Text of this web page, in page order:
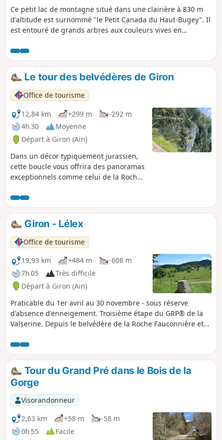
Ce petit lac de montagne situé dans une clairière à 830 m
d'altitude est surnommé "le Petit Canada du Haut-Bugey". Il
est entouré de grands arbres aux couleurs vives en
être pour les promeneurs. En hiver, recouvert de neige et
de glace, avec les rayons du soleil qui se réfléchissent, le
spectacle est sans doute encore plus beau ! Chaque saison
vous enchantera.
Le tour des belvédères de Giron
Office de tourisme
12,84 km
+299 m
-292 m
4h 30
Moyenne
Départ à Giron (Ain)
Dans un décor typiquement jurassien,
cette boucle vous offrira des panoramas
exceptionnels comme celui de la Roche
Giron - Lélex
Office de tourisme
19,93 km
+484 m
-608 m
7h 05
Très difficile
Départ à Giron (Ain)
Praticable du 1er avril au 30 novembre - sous réserve
d'absence d'enneigement. Troisième étape du GRP® de la
Valserine. Depuis le belvédère de la Roche Fauconnière et
borne au Lion, marqueur historique de la frontière franco-
comtoise au XVIIe siècle et haut lieu de la Résistance. C'est
ici que le GR® de Pays croise la Grande Traversée du Jura et
le GR® 5, avant une longue descente tranquille vers Lélex,
station de ski nichée dans la vallée de la Valserine.
Tour du Grand Pré dans le Bois de la
Gorge
Visorandonneur
2,63 km
+58 m
-58 m
0h 55
Facile